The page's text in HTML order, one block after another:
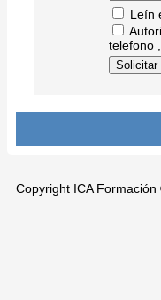
Leín
telefono
Copyright ICA